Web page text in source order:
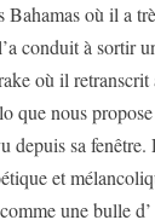
Bahamas où il a
conduit à sortir
où il
que nous
depuis sa
et
une bulle